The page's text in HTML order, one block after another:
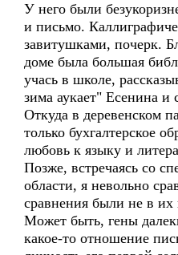
У него были
и письмо.
завитушками, почерк.
доме была большая
учась в школе,
зима аукает" Есенина
Откуда в деревенском
только бухгалтерское
любовь к языку и
Позже, встречаясь со
области, я невольно
сравнения были не в их
Может быть, гены
какое-то отношение